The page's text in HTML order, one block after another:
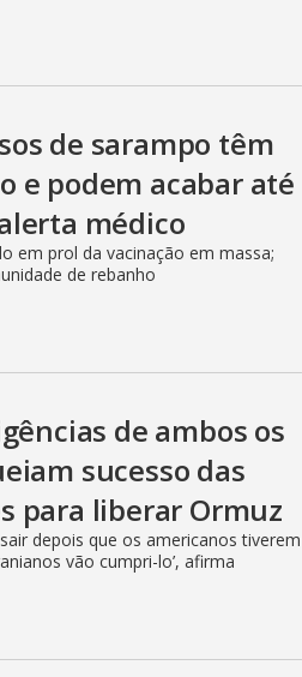
de sarampo têm
e podem acabar até
médico
em prol da vacinação em massa;
de rebanho
de ambos os
sucesso das
para liberar Ormuz
depois que os americanos tiverem
vão cumpri-lo’, afirma